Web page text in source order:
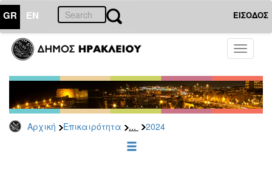
GR EN ΕΙΣΟΔΟΣ
Toggle
Αρχική Επικαιρότητα ... 2024
ΕΠΙΚΑΙΡΟΤΗΤΑ
Τύπου
Αρχείο
2026
2025